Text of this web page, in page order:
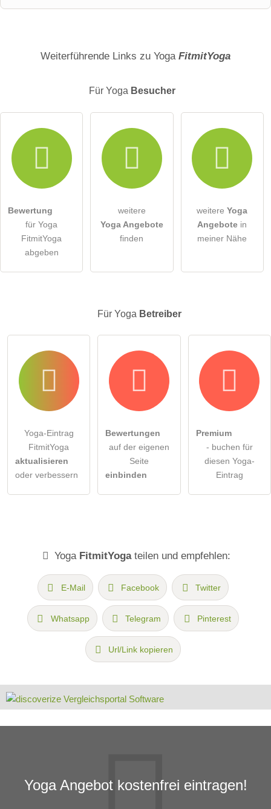
E-Mail-Adresse (wird nicht veröffentlicht)
Hiermit akzeptiere ich die .
öffentliche Frage stellen Abbrechen
Bitte beachten Sie, öffentliche Fragen sind
Weiterführende Links zu Yoga FitmitYoga
Für Yoga Besucher
Bewertung
für Yoga
FitmitYoga
abgeben
weitere
Yoga Angebote
finden
weitereYoga
Angebote in
meiner Nähe
Für Yoga Betreiber
Yoga-Eintrag
FitmitYoga
aktualisieren
oder verbessern
Bewertungen
auf der eigenen
Seite
einbinden
Premium
- buchen für
diesen Yoga-
Eintrag
Yoga FitmitYogateilen und empfehlen:
E-Mail Facebook Twitter
Whatsapp Telegram Pinterest
Url/Link kopieren
Yoga Angebot kostenfrei eintragen!